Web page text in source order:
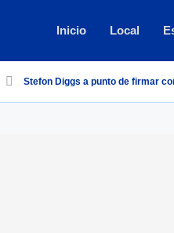
Inicio Local
Stefon Diggs a punto de firmar